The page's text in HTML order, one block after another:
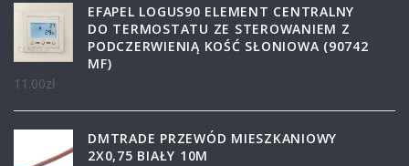
EFAPEL LOGUS90 ELEMENT CENTRALNY
DO TERMOSTATU ZE STEROWANIEM Z
PODCZERWIENIĄ KOŚĆ SŁONIOWA (90742
MF)
11.00zł
DMTRADE PRZEWÓD MIESZKANIOWY
2X0,75 BIAŁY 10M